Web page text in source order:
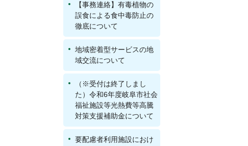
【事務連絡】有毒植物の
誤食による食中毒防止の
徹底について
地域密着型サービスの地
域交流について
（※受付は終了しまし
た）令和6年度岐阜市社会
福祉施設等光熱費等高騰
対策支援補助金について
要配慮者利用施設におけ